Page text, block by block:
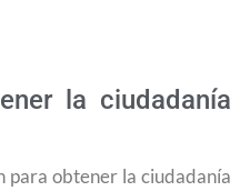
la ciudadanía
para obtener la ciudadanía